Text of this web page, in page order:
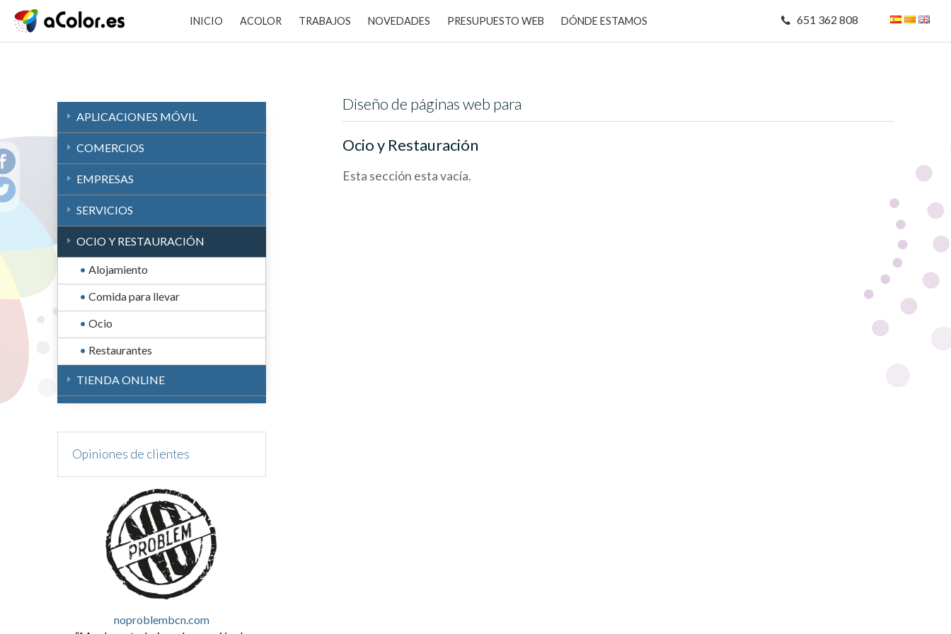
INICIO ACOLOR TRABAJOS NOVEDADES PRESUPUESTO WEB DÓNDE ESTAMOS 651 362 808
APLICACIONES MÓVIL
COMERCIOS
EMPRESAS
SERVICIOS
OCIO Y RESTAURACIÓN
Alojamiento
Comida para llevar
Ocio
Restaurantes
TIENDA ONLINE
Opiniones de clientes
noproblembcn.com
Diseño de páginas web para
Ocio y Restauración
Esta sección esta vacía.